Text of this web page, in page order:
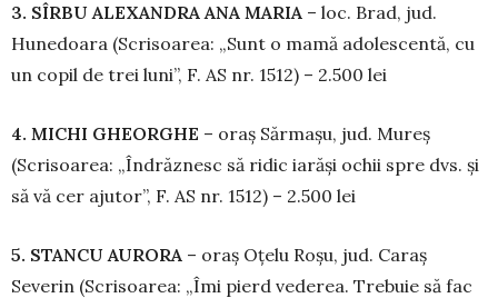
3. SÎRBU ALEXANDRA ANA MARIA – loc. Brad, jud.
Hunedoara (Scrisoarea: „Sunt o mamă adolescentă, cu
un copil de trei luni”, F. AS nr. 1512) – 2.500 lei
4. MICHI GHEORGHE – oraș Sărmașu, jud. Mureș
(Scrisoarea: „Îndrăznesc să ridic ia­răși ochii spre dvs. și
să vă cer ajutor”, F. AS nr. 1512) – 2.500 lei
5. STANCU AURORA – oraș Oțelu Roșu, jud. Caraș
Severin (Scrisoarea: „Îmi pierd ve­derea. Trebuie să fac